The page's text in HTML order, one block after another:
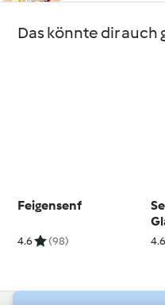
Das könnte dir auch
Feigensenf
4.6 (98) 4.6